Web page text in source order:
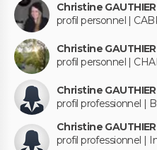
Christine GAUTHIER
profil personnel |
Christine GAUTHIER
profil personnel |
Christine GAUTHIER
profil professionnel |
Christine GAUTHIER
profil professionnel |